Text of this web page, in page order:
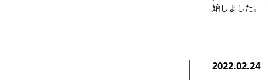
始しました。
2022.02.24